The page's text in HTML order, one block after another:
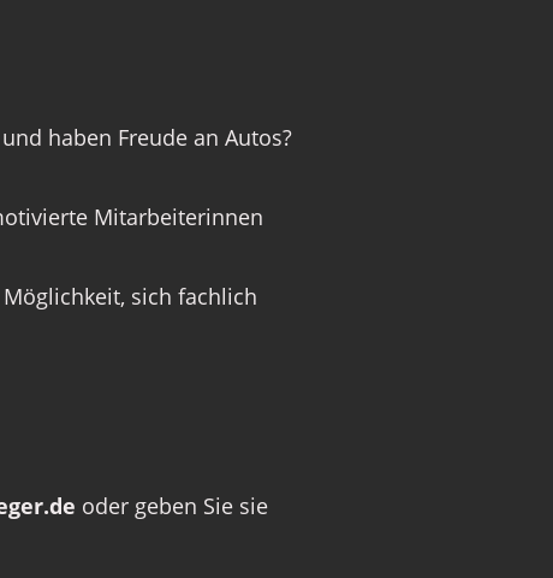
haben Freude an Autos?
Mitarbeiterinnen
sich fachlich
oder geben Sie sie